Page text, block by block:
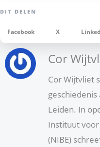
Facebook X
Cor
Cor Wijtvliet
Leiden. In
Instituut
(NIBE)